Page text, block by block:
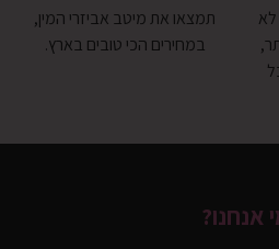
תמצאו את מיטב אביזרי המין,
במחירים הכי טובים בארץ.
אנחנו?